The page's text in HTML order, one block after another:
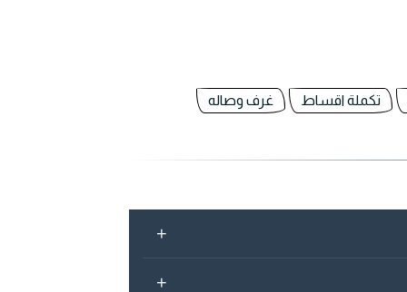
تكملة اقساط
غرف وصاله
+
+